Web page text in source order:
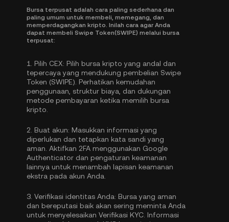
Bursa terpusat adalah cara paling sederhana dan
paling umum untuk membeli, memegang, dan
memperdagangkan kripto. Inilah cara agar Anda
dapat membeli Swipe Token(SWIPE) melalui bursa
terpusat:
1. Pilih CEX: Pilih bursa kripto yang andal dan
tepercaya yang mendukung pembelian Swipe
Token (SWIPE). Perhatikan kemudahan
penggunaan, struktur biaya, dan dukungan
metode pembayaran ketika memilih bursa
kripto.
2. Buat akun: Masukkan informasi yang
diperlukan dan tetapkan kata sandi yang
aman. Aktifkan 2FA menggunakan Google
Authenticator dan pengaturan keamanan
lainnya untuk menambah lapisan keamanan
ekstra pada akun Anda.
3. Verifikasi identitas Anda: Bursa yang aman
dan bereputasi baik akan sering meminta Anda
untuk menyelesaikan Verifikasi KYC . Informasi